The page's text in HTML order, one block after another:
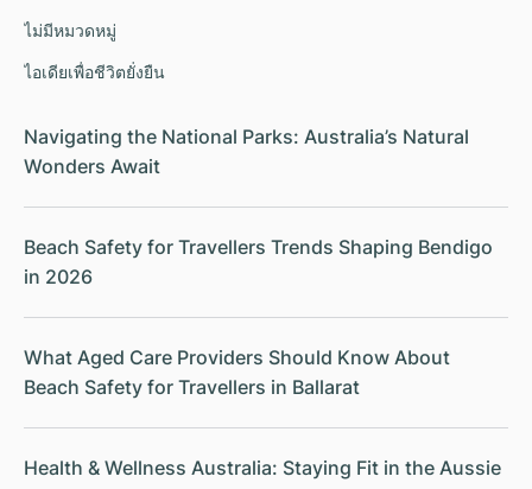
ไม่มีหมวดหมู่
ไอเดียเพื่อชีวิตยั่งยืน
Navigating the National Parks: Australia’s Natural
Wonders Await
Beach Safety for Travellers Trends Shaping Bendigo
in 2026
What Aged Care Providers Should Know About
Beach Safety for Travellers in Ballarat
Health & Wellness Australia: Staying Fit in the Aussie